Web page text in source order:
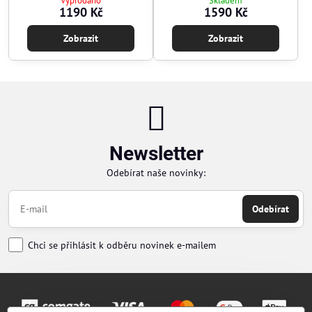
1190 Kč
Zobrazit
1590 Kč
Zobrazit
Newsletter
Odebírat naše novinky:
Odebírat
Chci se přihlásit k odběru novinek e-mailem